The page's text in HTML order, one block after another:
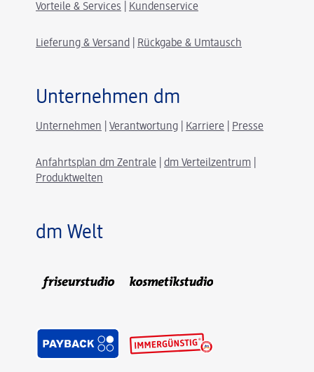
Vorteile & Services Kundenservice
Lieferung & Versand Rückgabe & Umtausch
Unternehmen dm
Unternehmen Verantwortung Karriere Presse
Anfahrtsplan dm Zentrale dm Verteilzentrum
Produktwelten
dm Welt